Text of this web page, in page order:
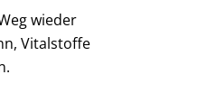
wieder
Vitalstoffe